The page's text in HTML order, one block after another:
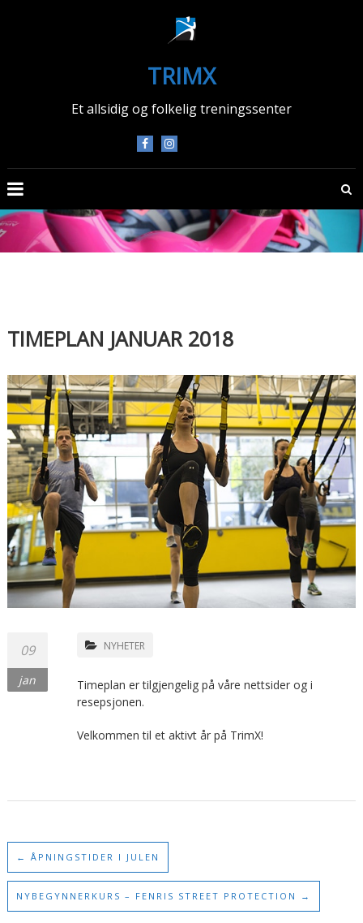
TRIMX
Et allsidig og folkelig treningssenter
TIMEPLAN JANUAR 2018
09
jan
NYHETER
Timeplan er tilgjengelig på våre nettsider og i
resepsjonen.
Velkommen til et aktivt år på TrimX!
← ÅPNINGSTIDER I JULEN
NYBEGYNNERKURS – FENRIS STREET PROTECTION →